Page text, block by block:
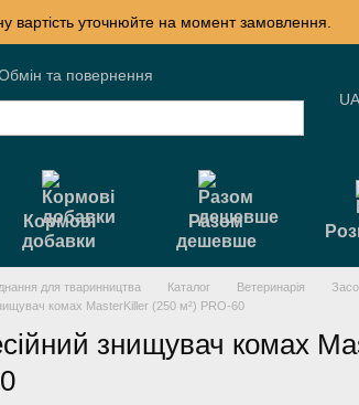
вартість уточнюйте на момент замовлення.
та повернення
оферти UA
Кормові
добавки
Разом
дешевше
для тваринництва Каталог Ветеринарія
комах MasterKiller (250 м²) PRO-60
знищувач комах